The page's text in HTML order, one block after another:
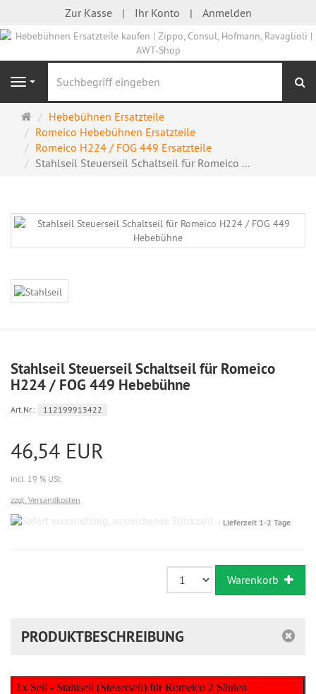
Zur Kasse Ihr Konto Anmelden
Navigation
Startseite
Hebebühnen Ersatzteile
Romeico Hebebühnen Ersatzteile
Romeico H224 / FOG 449 Ersatzteile
Stahlseil Steuerseil Schaltseil für Romeico ...
Stahlseil Steuerseil Schaltseil für Romeico
H224 / FOG 449 Hebebühne
Art.Nr.: 112199913422
46,54 EUR
incl. 19 % USt
zzgl. Versandkosten
Sofort
Lieferzeit 1-2 Tage
Warenkorb
PRODUKTBESCHREIBUNG
1x Seil - Stahlseil (Steuerseil) für Romeico 2 Säulen